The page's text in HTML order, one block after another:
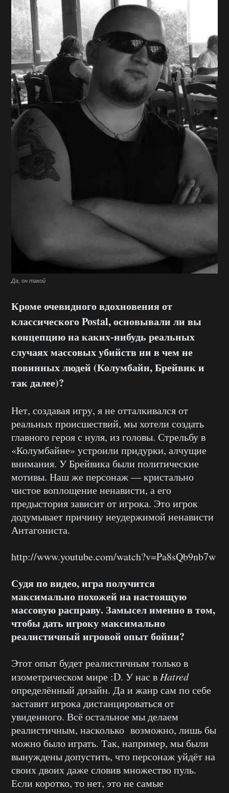
Да, он такой
Кроме очевидного вдохновения от
классического Postal, основывали ли вы
концепцию на каких-нибудь реальных
случаях массовых убийств ни в чем не
повинных людей (Колумбайн, Брейвик и
так далее)?
Нет, создавая игру, я не отталкивался от
реальных происшествий, мы хотели создать
главного героя с нуля, из головы. Стрельбу в
«Колумбайне» устроили придурки, алчущие
внимания. У Брейвика были политические
мотивы. Наш же персонаж — кристально
чистое воплощение ненависти, а его
предыстория зависит от игрока. Это игрок
додумывает причину неудержимой ненависти
Антагониста.
http://www.youtube.com/watch?v=Pa8sQb9nb7w
Судя по видео, игра получится
максимально похожей на настоящую
массовую расправу. Замысел именно в том,
чтобы дать игроку максимально
реалистичный игровой опыт бойни?
Этот опыт будет реалистичным только в
изометрическом мире :D. У нас в Hatred
определённый дизайн. Да и жанр сам по себе
заставит игрока дистанцироваться от
увиденного. Всё остальное мы делаем
реалистичным, насколько возможно, лишь бы
можно было играть. Так, например, мы были
вынуждены допустить, что персонаж уйдёт на
своих двоих даже словив множество пуль.
Если коротко, то нет, это не самые